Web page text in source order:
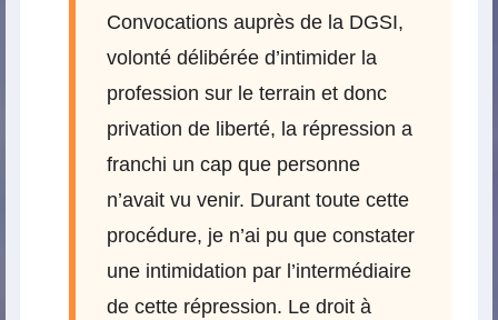
Convocations auprès de la DGSI,
volonté délibérée d’intimider la
profession sur le terrain et donc
privation de liberté, la répression a
franchi un cap que personne
n’avait vu venir. Durant toute cette
procédure, je n’ai pu que constater
une intimidation par l’intermédiaire
de cette répression. Le droit à